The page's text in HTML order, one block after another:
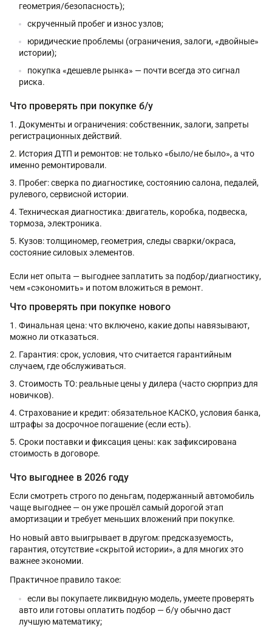
геометрия/безопасность);
скрученный пробег и износ узлов;
юридические проблемы (ограничения, залоги, «двойные»
истории);
покупка «дешевле рынка» — почти всегда это сигнал
риска.
Что проверять при покупке б/у
Документы и ограничения: собственник, залоги, запреты
регистрационных действий.
История ДТП и ремонтов: не только «было/не было», а что
именно ремонтировали.
Пробег: сверка по диагностике, состоянию салона, педалей,
рулевого, сервисной истории.
Техническая диагностика: двигатель, коробка, подвеска,
тормоза, электроника.
Кузов: толщиномер, геометрия, следы сварки/окраса,
состояние силовых элементов.
Если нет опыта — выгоднее заплатить за подбор/диагностику,
чем «сэкономить» и потом вложиться в ремонт.
Что проверять при покупке нового
Финальная цена: что включено, какие допы навязывают,
можно ли отказаться.
Гарантия: срок, условия, что считается гарантийным
случаем, где обслуживаться.
Стоимость ТО: реальные цены у дилера (часто сюрприз для
новичков).
Страхование и кредит: обязательное КАСКО, условия банка,
штрафы за досрочное погашение (если есть).
Сроки поставки и фиксация цены: как зафиксирована
стоимость в договоре.
Что выгоднее в 2026 году
Если смотреть строго по деньгам, подержанный автомобиль
чаще выгоднее — он уже прошёл самый дорогой этап
амортизации и требует меньших вложений при покупке.
Но новый авто выигрывает в другом: предсказуемость,
гарантия, отсутствие «скрытой истории», а для многих это
важнее экономии.
Практичное правило такое:
если вы покупаете ликвидную модель, умеете проверять
авто или готовы оплатить подбор — б/у обычно даст
лучшую математику;